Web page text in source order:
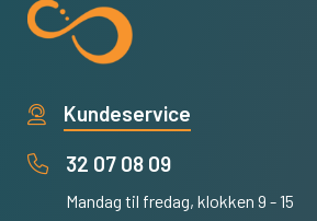
Kundeservice
32 07 08 09
Mandag til fredag, klokken 9 - 15